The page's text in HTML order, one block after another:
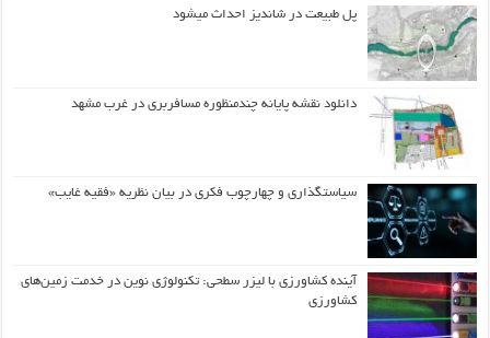
پل طبیعت در شاندیز احداث میشود
دانلود نقشه پایانه چندمنظوره مسافربری در غرب مشهد
سیاستگذاری و چهارچوب فکری در بیان نظریه «فقیه غایب»
آینده کشاورزی با لیزر سطحی: تکنولوژی نوین در خدمت زمین‌های
کشاورزی